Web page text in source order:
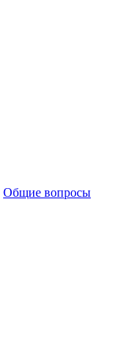
Общие вопросы